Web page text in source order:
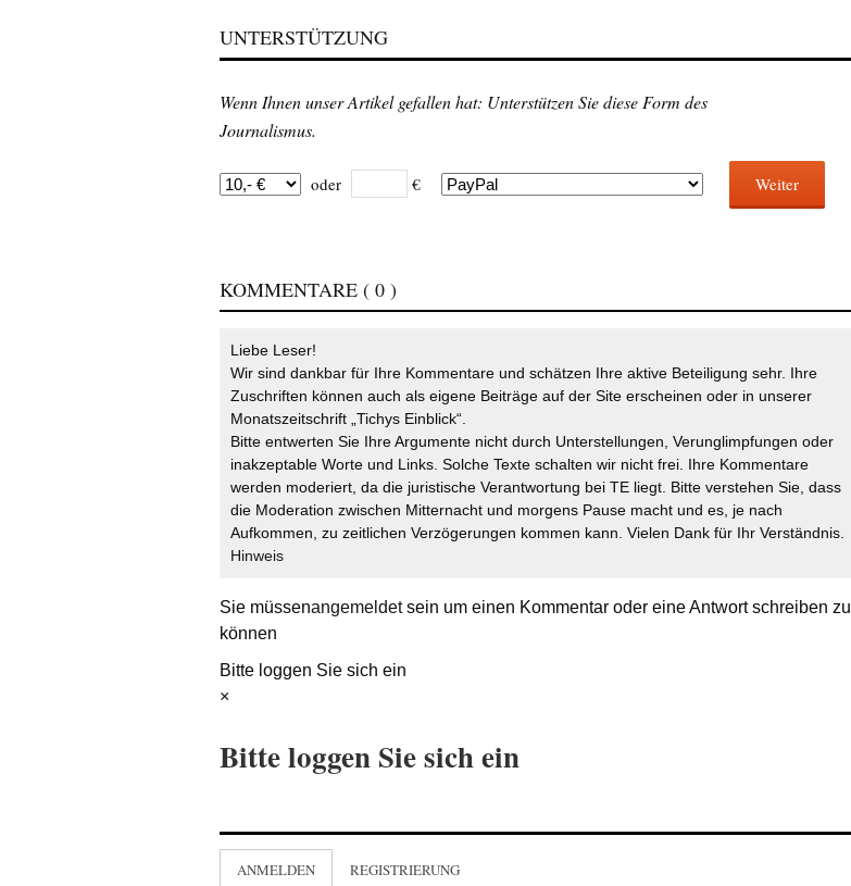
UNTERSTÜTZUNG
Wenn Ihnen unser Artikel gefallen hat: Unterstützen Sie diese Form des
Journalismus.
oder € Weiter
KOMMENTARE ( 0 )
Liebe Leser!
Wir sind dankbar für Ihre Kommentare und schätzen Ihre aktive Beteiligung sehr. Ihre
Zuschriften können auch als eigene Beiträge auf der Site erscheinen oder in unserer
Monatszeitschrift „Tichys Einblick“.
Bitte entwerten Sie Ihre Argumente nicht durch Unterstellungen, Verunglimpfungen oder
inakzeptable Worte und Links. Solche Texte schalten wir nicht frei. Ihre Kommentare
werden moderiert, da die juristische Verantwortung bei TE liegt. Bitte verstehen Sie, dass
die Moderation zwischen Mitternacht und morgens Pause macht und es, je nach
Aufkommen, zu zeitlichen Verzögerungen kommen kann. Vielen Dank für Ihr Verständnis.
Hinweis
Sie müssenangemeldetsein um einen Kommentar oder eine Antwort schreiben zu
können
Bitte loggen Sie sich ein
×
Bitte loggen Sie sich ein
ANMELDEN REGISTRIERUNG